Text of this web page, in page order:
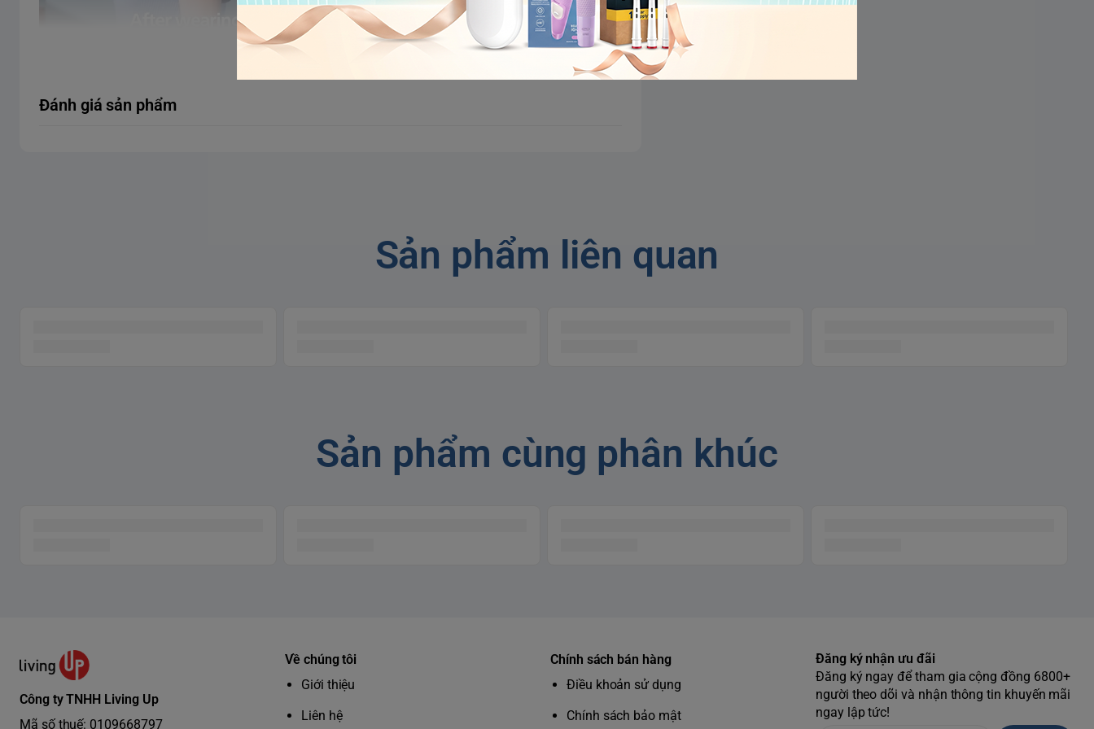
Đánh giá sản phẩm
Sản phẩm liên quan
Sản phẩm cùng phân khúc
Công ty TNHH Living Up
Mã số thuế: 0109668797
Về chúng tôi
Giới thiệu
Liên hệ
Chính sách bán hàng
Điều khoản sử dụng
Chính sách bảo mật
Đăng ký nhận ưu đãi
Đăng ký ngay để tham gia cộng đồng 6800+
người theo dõi và nhận thông tin khuyến mãi
ngay lập tức!